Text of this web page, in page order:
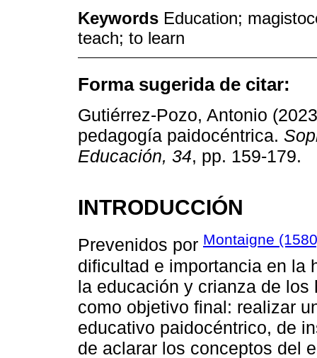
Keywords Education;
teach; to learn
Forma sugerida de citar:
Gutiérrez-Pozo, Antonio
pedagogía paidocéntrica.
Educación, 34, pp. 159-179.
INTRODUCCIÓN
Prevenidos por Montaigne
dificultad e importancia en la
la educación y crianza de los
como objetivo final: realizar
educativo paidocéntrico, de
de aclarar los conceptos del